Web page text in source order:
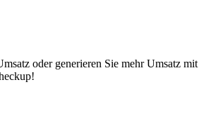
oder generieren Sie mehr Umsatz mit